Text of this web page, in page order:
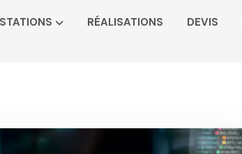
RÉALISATIONS DEVIS